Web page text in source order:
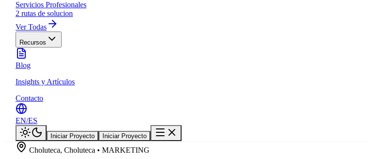
Servicios Profesionales
2 rutas de solucion
Ver Todas
Recursos
Blog
Insights y Artículos
Contacto
EN/ES
Iniciar Proyecto Iniciar Proyecto
Choluteca, Choluteca • MARKETING